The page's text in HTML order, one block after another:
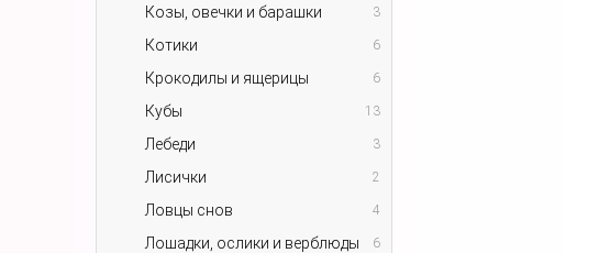
Козы, овечки и барашки 3
Котики 6
Крокодилы и ящерицы 6
Кубы 13
Лебеди 3
Лисички 2
Ловцы снов 4
Лошадки, ослики и верблюды 6